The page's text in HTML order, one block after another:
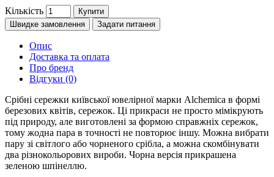
Кількість
Купити
Швидке замовлення
Задати питання
Опис
Доставка та оплата
Про бренд
Відгуки (0)
Срібні сережки київської ювелірної марки Alchemica в формі
березових квітів, сережок. Ці прикраси не просто мімікрують
під природу, але виготовлені за формою справжніх сережок,
тому жодна пара в точності не повторює іншу. Можна вибрати
пару зі світлого або чорненого срібла, а можна скомбінувати
два різнокольорових вироби. Чорна версія прикрашена
зеленою шпінеллю.